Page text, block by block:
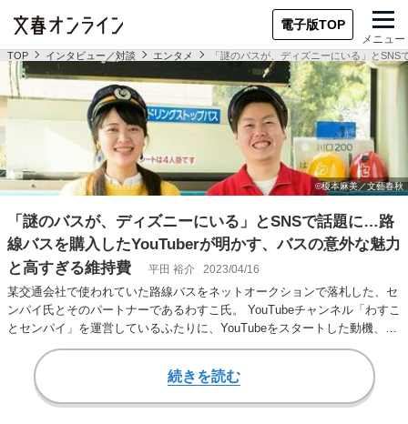
電子版TOP
メニュー
TOP インタビュー／対談 エンタメ 「謎のバスが、ディズニーにいる」と
「謎のバスが、ディズニーにいる」とSNSで話題に…路
線バスを購入したYouTuberが明かす、バスの意外な魅力
と高すぎる維持費
平田 裕介 2023/04/16
某交通会社で使われていた路線バスをネットオークションで落札した、セ
ンパイ氏とそのパートナーであるわすこ氏。 YouTubeチャンネル「わすこ
とセンパイ」を運営しているふたりに、YouTubeをスタートした動機、路
続きを読む